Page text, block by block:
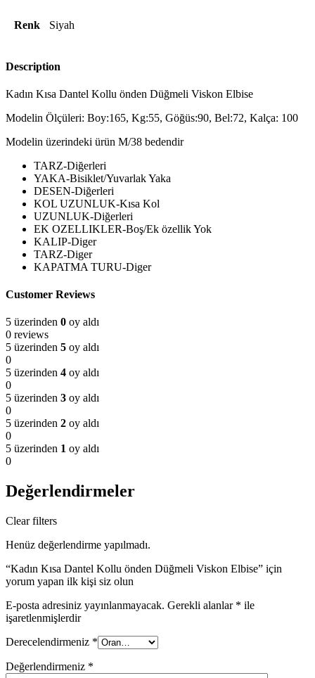
Renk Siyah
Description
Kadın Kısa Dantel Kollu önden Düğmeli Viskon Elbise
Modelin Ölçüleri: Boy:165, Kg:55, Göğüs:90, Bel:72, Kalça: 100
Modelin üzerindeki ürün M/38 bedendir
TARZ-Diğerleri
YAKA-Bisiklet/Yuvarlak Yaka
DESEN-Diğerleri
KOL UZUNLUK-Kısa Kol
UZUNLUK-Diğerleri
EK OZELLIKLER-Boş/Ek özellik Yok
KALIP-Diger
TARZ-Diger
KAPATMA TURU-Diger
Customer Reviews
5 üzerinden 0 oy aldı
0 reviews
5 üzerinden 5 oy aldı
0
5 üzerinden 4 oy aldı
0
5 üzerinden 3 oy aldı
0
5 üzerinden 2 oy aldı
0
5 üzerinden 1 oy aldı
0
Değerlendirmeler
Clear filters
Henüz değerlendirme yapılmadı.
“Kadın Kısa Dantel Kollu önden Düğmeli Viskon Elbise” için
yorum yapan ilk kişi siz olun
E-posta adresiniz yayınlanmayacak. Gerekli alanlar * ile
işaretlenmişlerdir
Derecelendirmeniz *
Değerlendirmeniz *